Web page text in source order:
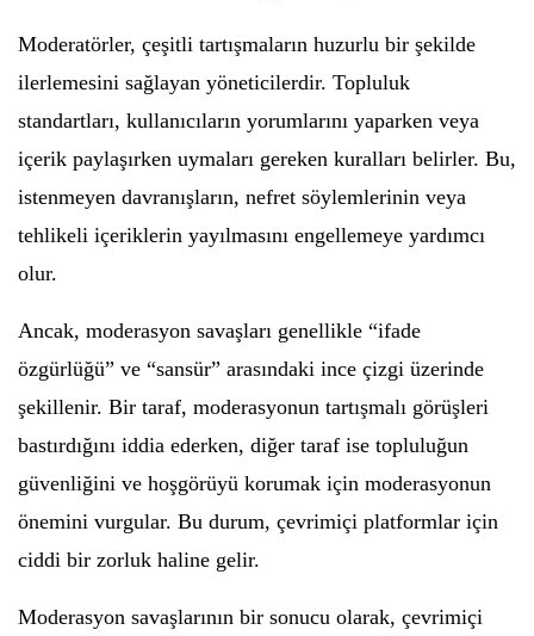
Moderatörler, çeşitli tartışmaların huzurlu bir şekilde
ilerlemesini sağlayan yöneticilerdir. Topluluk
standartları, kullanıcıların yorumlarını yaparken veya
içerik paylaşırken uymaları gereken kuralları belirler. Bu,
istenmeyen davranışların, nefret söylemlerinin veya
tehlikeli içeriklerin yayılmasını engellemeye yardımcı
olur.
Ancak, moderasyon savaşları genellikle “ifade
özgürlüğü” ve “sansür” arasındaki ince çizgi üzerinde
şekillenir. Bir taraf, moderasyonun tartışmalı görüşleri
bastırdığını iddia ederken, diğer taraf ise topluluğun
güvenliğini ve hoşgörüyü korumak için moderasyonun
önemini vurgular. Bu durum, çevrimiçi platformlar için
ciddi bir zorluk haline gelir.
Moderasyon savaşlarının bir sonucu olarak, çevrimiçi